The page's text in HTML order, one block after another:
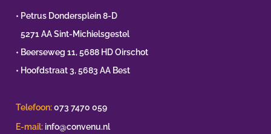
• Petrus Dondersplein 8-D
5271 AA Sint-Michielsgestel
• Beerseweg 11, 5688 HD Oirschot
• Hoofdstraat 3, 5683 AA Best
Telefoon:073 7470 059
E-mail: info@convenu.nl